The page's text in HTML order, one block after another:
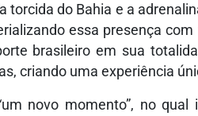
torcida do Bahia e a
essa presença
brasileiro em sua
criando uma experiência
novo momento”, no qual